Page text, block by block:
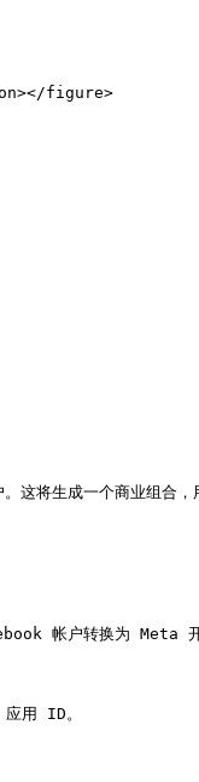
figure>
一个商业组合，用
帐户转换为 Meta 开
用 ID。